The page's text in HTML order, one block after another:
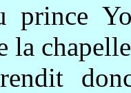
prince
la